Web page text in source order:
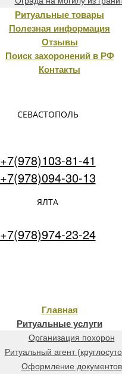
Ритуальные товары
Полезная информация
Отзывы
Поиск захоронений в РФ
Контакты
СЕВАСТОПОЛЬ
+7(978)103-81-41
+7(978)094-30-13
ЯЛТА
+7(978)974-23-24
Главная
Ритуальные услуги
Организация похорон
Ритуальный агент
Оформление документов